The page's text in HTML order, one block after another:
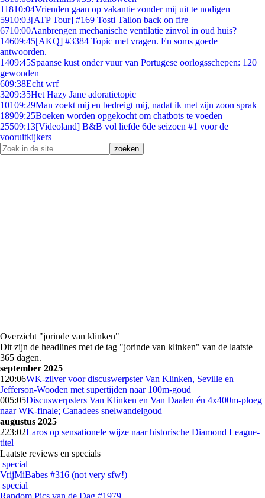
11810:04Vrienden gaan op vakantie zonder mij uit te nodigen
5910:03[ATP Tour] #169 Tosti Tallon back on fire
6710:00Aanbrengen mechanische ventilatie zinvol in oud huis?
14609:45[AKQ] #3384 Topic met vragen. En soms goede
antwoorden.
1409:45Spaanse kust onder vuur van Portugese oorlogsschepen: 120
gewonden
609:38Echt wrf
3209:35Het Hazy Jane adoratietopic
10109:29Man zoekt mij en bedreigt mij, nadat ik met zijn zoon sprak
18909:25Boeken worden opgekocht om chatbots te voeden
25509:13[Videoland] B&B vol liefde 6de seizoen #1 voor de
vooruitkijkers
Overzicht "jorinde van klinken"
Dit zijn de headlines met de tag "jorinde van klinken" van de laatste
365 dagen.
september 2025
1 20:06WK-zilver voor discuswerpster Van Klinken, Seville en
Jefferson-Wooden met supertijden naar 100m-goud
005:05Discuswerpsters Van Klinken en Van Daalen én 4x400m-ploeg
naar WK-finale; Canadees snelwandelgoud
augustus 2025
223:02Laros op sensationele wijze naar historische Diamond League-
titel
Laatste reviews en specials
special
VrijMiBabes #316 (not very sfw!)
special
Random Pics van de Dag #1979